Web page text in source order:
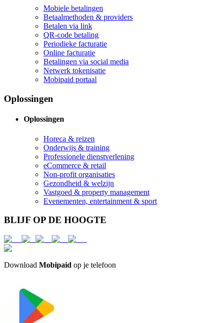
Mobiele betalingen
Betaalmethoden & providers
Betalen via link
QR-code betaling
Periodieke facturatie
Online facturatie
Betalingen via social media
Netwerk tokenisatie
Mobipaid portaal
Oplossingen
Oplossingen
Horeca & reizen
Onderwijs & training
Professionele dienstverlening
eCommerce & retail
Non-profit organisaties
Gezondheid & welzijn
Vastgoed & property management
Evenementen, entertainment & sport
BLIJF OP DE HOOGTE
Download Mobipaid op je telefoon